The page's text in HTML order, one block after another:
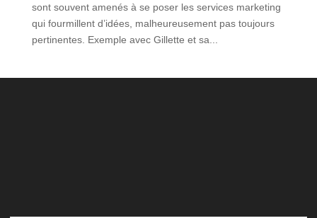
sont souvent amenés à se poser les services marketing
qui fourmillent d’idées, malheureusement pas toujours
pertinentes. Exemple avec Gillette et sa...